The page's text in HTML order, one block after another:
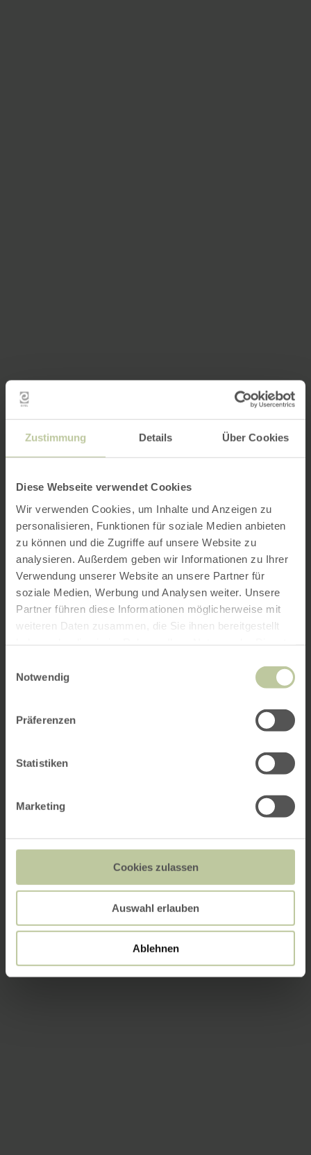
Zustimmung Details Über Cookies
Diese Webseite verwendet Cookies
Wir verwenden Cookies, um Inhalte und Anzeigen zu
personalisieren, Funktionen für soziale Medien anbieten
zu können und die Zugriffe auf unsere Website zu
analysieren. Außerdem geben wir Informationen zu Ihrer
Verwendung unserer Website an unsere Partner für
soziale Medien, Werbung und Analysen weiter. Unsere
Partner führen diese Informationen möglicherweise mit
weiteren Daten zusammen, die Sie ihnen bereitgestellt
Notwendig
Präferenzen
Statistiken
Marketing
Cookies zulassen
Auswahl erlauben
Ablehnen